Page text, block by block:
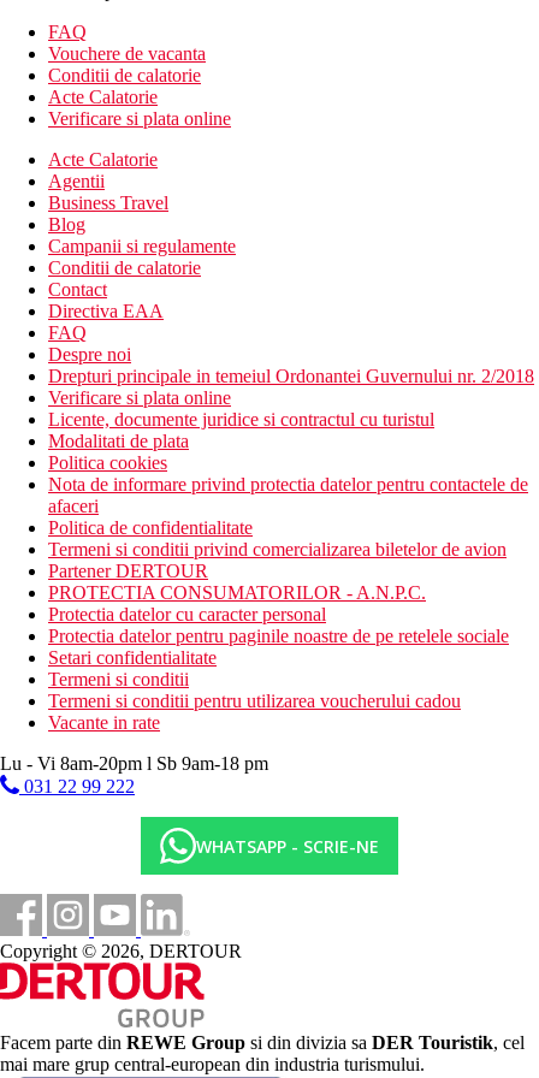
Telefon
Garderoba/ Dulap
Descrierea hotelului
Printre altele, hotelul beneficiaza de:
Receptie 24/24
Serviciu de calcatorie
Curatatorie chimica
Babysitting
Schimb valutar
Bancomat
Camera de bagaje
Parcare
Wi-Fi
Inchirieri auto
Lift
Room Service
Menaj zilnic
4 piscine
Bar
Restaurant
Descrierea plajei
Plaja Patong este la doar 40 m de hotel
Activitati in cadrul hotelului
Curs de gatit
Club pentru copii
Snorkelling
Calarie
Scufundari
Caiac
Darts
Biliard
Teren de joaca pentru copii
Pescuit
Wellness
Mese disponibile
Mic dejun
Demipensiune
All inclusive
Categoria oficiala
5 stele
Important
FAQ
Vouchere de vacanta
Conditii de calatorie
Acte Calatorie
Verificare si plata online
Acte Calatorie
Agentii
Business Travel
Blog
Campanii si regulamente
Conditii de calatorie
Contact
Directiva EAA
FAQ
Despre noi
Drepturi principale in temeiul Ordonantei Guvernului nr. 2/2018
Verificare si plata online
Licente, documente juridice si contractul cu turistul
Modalitati de plata
Politica cookies
Nota de informare privind protectia datelor pentru contactele de
afaceri
Politica de confidentialitate
Termeni si conditii privind comercializarea biletelor de avion
Partener DERTOUR
PROTECTIA CONSUMATORILOR - A.N.P.C.
Protectia datelor cu caracter personal
Protectia datelor pentru paginile noastre de pe retelele sociale
Setari confidentialitate
Termeni si conditii
Termeni si conditii pentru utilizarea voucherului cadou
Vacante in rate
Lu - Vi 8am-20pm l Sb 9am-18 pm
031 22 99 222
WHATSAPP - SCRIE-NE
Copyright © 2026, DERTOUR
Facem parte din REWE Group si din divizia sa DER Touristik, cel
mai mare grup central-european din industria turismului.